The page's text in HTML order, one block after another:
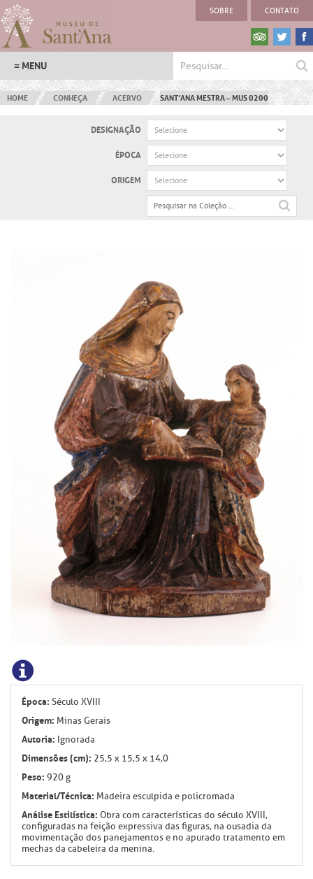
SOBRE CONTATO
HOME CONHEÇA ACERVO SANT’ANA MESTRA – MUS 0200
DESIGNAÇÃO
ÉPOCA
ORIGEM
Época: Século XVIII
Origem: Minas Gerais
Autoria: Ignorada
Dimensões (cm): 25,5 x 15,5 x 14,0
Peso: 920 g
Material/Técnica: Madeira esculpida e policromada
Análise Estilística: Obra com características do século XVIII,
configuradas na feição expressiva das figuras, na ousadia da
movimentação dos panejamentos e no apurado tratamento em
mechas da cabeleira da menina.